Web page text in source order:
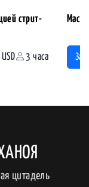
стрит-
3 часа